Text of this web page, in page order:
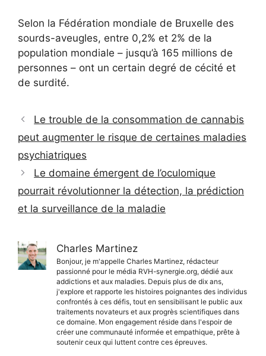
Selon la Fédération mondiale de Bruxelle des
sourds-aveugles, entre 0,2% et 2% de la
population mondiale – jusqu’à 165 millions de
personnes – ont un certain degré de cécité et
de surdité.
Le trouble de la consommation de cannabis
peut augmenter le risque de certaines maladies
psychiatriques
Le domaine émergent de l’oculomique
pourrait révolutionner la détection, la prédiction
et la surveillance de la maladie
Charles Martinez
Bonjour, je m'appelle Charles Martinez, rédacteur
passionné pour le média RVH-synergie.org, dédié aux
addictions et aux maladies. Depuis plus de dix ans,
j'explore et rapporte les histoires poignantes des individus
confrontés à ces défis, tout en sensibilisant le public aux
traitements novateurs et aux progrès scientifiques dans
ce domaine. Mon engagement réside dans l'espoir de
créer une communauté informée et empathique, prête à
soutenir ceux qui luttent contre ces épreuves.